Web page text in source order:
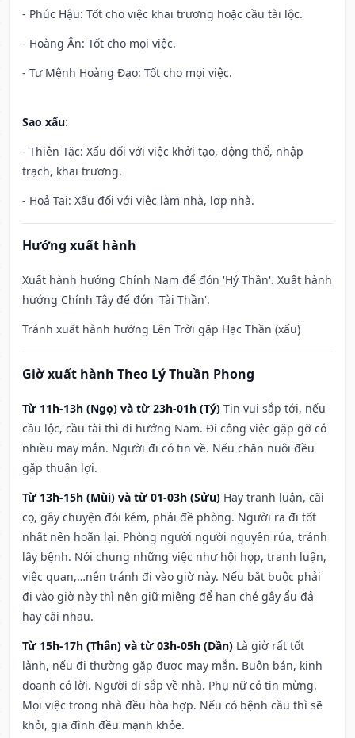
- Phúc Hậu: Tốt cho việc khai trương hoặc cầu tài lộc.
- Hoàng Ân: Tốt cho mọi việc.
- Tư Mệnh Hoàng Đạo: Tốt cho mọi việc.
Sao xấu:
- Thiên Tặc: Xấu đối với việc khởi tạo, động thổ, nhập
trạch, khai trương.
- Hoả Tai: Xấu đối với việc làm nhà, lợp nhà.
Hướng xuất hành
Xuất hành hướng Chính Nam để đón 'Hỷ Thần'. Xuất hành
hướng Chính Tây để đón 'Tài Thần'.
Tránh xuất hành hướng Lên Trời gặp Hạc Thần (xấu)
Giờ xuất hành Theo Lý Thuần Phong
Từ 11h-13h (Ngọ) và từ 23h-01h (Tý) Tin vui sắp tới, nếu
cầu lộc, cầu tài thì đi hướng Nam. Đi công việc gặp gỡ có
nhiều may mắn. Người đi có tin về. Nếu chăn nuôi đều
gặp thuận lợi.
Từ 13h-15h (Mùi) và từ 01-03h (Sửu) Hay tranh luận, cãi
cọ, gây chuyện đói kém, phải đề phòng. Người ra đi tốt
nhất nên hoãn lại. Phòng người người nguyền rủa, tránh
lây bệnh. Nói chung những việc như hội họp, tranh luận,
việc quan,…nên tránh đi vào giờ này. Nếu bắt buộc phải
đi vào giờ này thì nên giữ miệng để hạn ché gây ẩu đả
hay cãi nhau.
Từ 15h-17h (Thân) và từ 03h-05h (Dần) Là giờ rất tốt
lành, nếu đi thường gặp được may mắn. Buôn bán, kinh
doanh có lời. Người đi sắp về nhà. Phụ nữ có tin mừng.
Mọi việc trong nhà đều hòa hợp. Nếu có bệnh cầu thì sẽ
khỏi, gia đình đều mạnh khỏe.